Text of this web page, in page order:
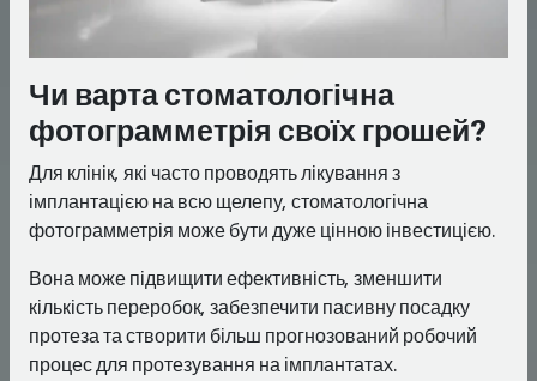
Чи варта стоматологічна
фотограмметрія своїх грошей?
Для клінік, які часто проводять лікування з
імплантацією на всю щелепу, стоматологічна
фотограмметрія може бути дуже цінною інвестицією.
Вона може підвищити ефективність, зменшити
кількість переробок, забезпечити пасивну посадку
протеза та створити більш прогнозований робочий
процес для протезування на імплантатах.